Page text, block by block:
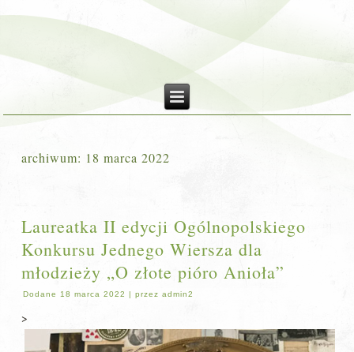
archiwum: 18 marca 2022
Laureatka II edycji Ogólnopolskiego
Konkursu Jednego Wiersza dla
młodzieży „O złote pióro Anioła”
Dodane 18 marca 2022 |przez admin2
>